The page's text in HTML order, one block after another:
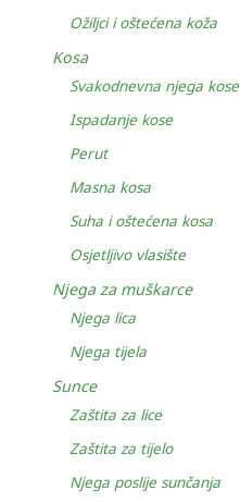
Ožiljci i oštećena koža
Kosa
Svakodnevna njega kose
Ispadanje kose
Perut
Masna kosa
Suha i oštećena kosa
Osjetljivo vlasište
Njega za muškarce
Njega lica
Njega tijela
Sunce
Zaštita za lice
Zaštita za tijelo
Njega poslije sunčanja